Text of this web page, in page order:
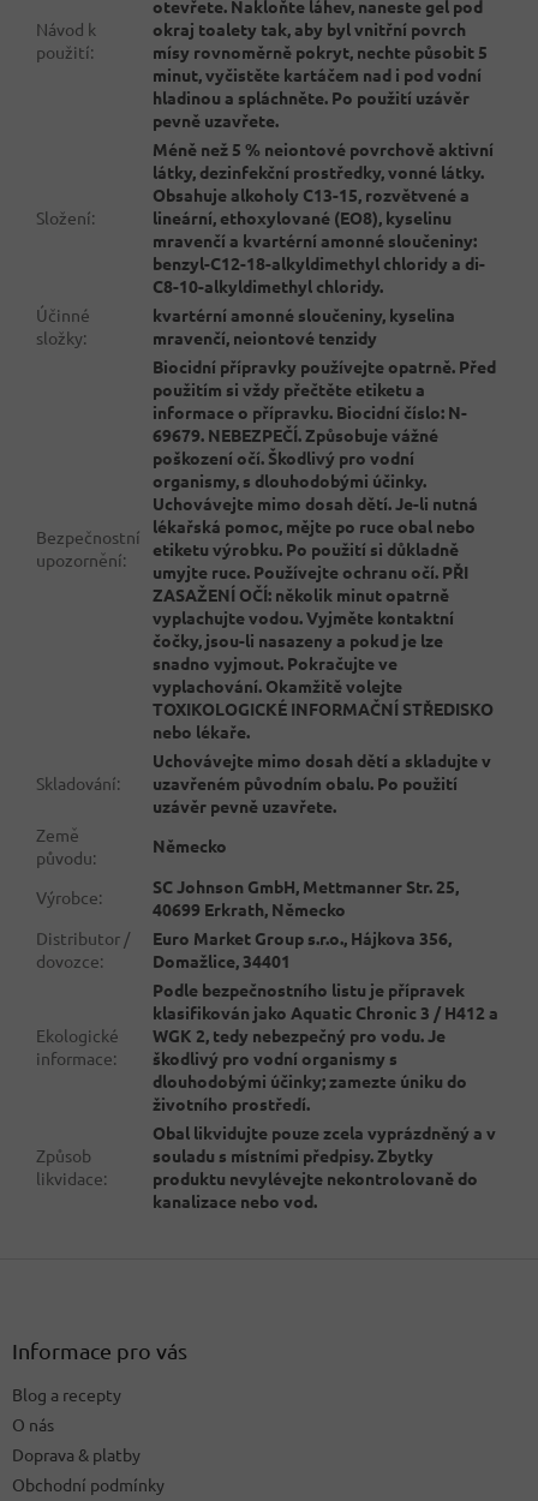
Návod k
použití:
otevřete. Nakloňte láhev, naneste gel pod
okraj toalety tak, aby byl vnitřní povrch
mísy rovnoměrně pokryt, nechte působit 5
minut, vyčistěte kartáčem nad i pod vodní
hladinou a spláchněte. Po použití uzávěr
pevně uzavřete.
Složení:
Méně než 5 % neiontové povrchově aktivní
látky, dezinfekční prostředky, vonné látky.
Obsahuje alkoholy C13-15, rozvětvené a
lineární, ethoxylované (EO8), kyselinu
mravenčí a kvartérní amonné sloučeniny:
benzyl-C12-18-alkyldimethyl chloridy a di-
C8-10-alkyldimethyl chloridy.
Účinné
složky:
kvartérní amonné sloučeniny, kyselina
mravenčí, neiontové tenzidy
Bezpečnostní
upozornění:
Biocidní přípravky používejte opatrně. Před
použitím si vždy přečtěte etiketu a
informace o přípravku. Biocidní číslo: N-
69679. NEBEZPEČÍ. Způsobuje vážné
poškození očí. Škodlivý pro vodní
organismy, s dlouhodobými účinky.
Uchovávejte mimo dosah dětí. Je-li nutná
lékařská pomoc, mějte po ruce obal nebo
etiketu výrobku. Po použití si důkladně
umyjte ruce. Používejte ochranu očí. PŘI
ZASAŽENÍ OČÍ: několik minut opatrně
vyplachujte vodou. Vyjměte kontaktní
čočky, jsou-li nasazeny a pokud je lze
snadno vyjmout. Pokračujte ve
vyplachování. Okamžitě volejte
TOXIKOLOGICKÉ INFORMAČNÍ STŘEDISKO
nebo lékaře.
Skladování:
Uchovávejte mimo dosah dětí a skladujte v
uzavřeném původním obalu. Po použití
uzávěr pevně uzavřete.
Země
původu:
Německo
Výrobce:
SC Johnson GmbH, Mettmanner Str. 25,
40699 Erkrath, Německo
Distributor /
dovozce:
Euro Market Group s.r.o., Hájkova 356,
Domažlice, 34401
Ekologické
informace:
Podle bezpečnostního listu je přípravek
klasifikován jako Aquatic Chronic 3 / H412 a
WGK 2, tedy nebezpečný pro vodu. Je
škodlivý pro vodní organismy s
dlouhodobými účinky; zamezte úniku do
životního prostředí.
Způsob
likvidace:
Obal likvidujte pouze zcela vyprázdněný a v
souladu s místními předpisy. Zbytky
produktu nevylévejte nekontrolovaně do
kanalizace nebo vod.
Informace pro vás
Blog a recepty
O nás
Doprava & platby
Obchodní podmínky